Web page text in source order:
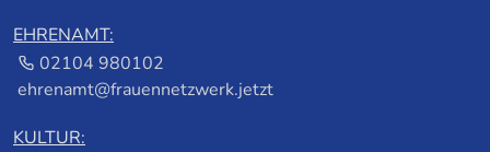
EHRENAMT:
02104 980102
ehrenamt@frauennetzwerk.jetzt
KULTUR: